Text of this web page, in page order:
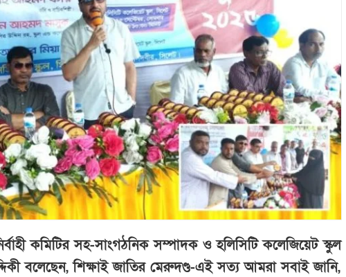
কমিটির সহ-সাংগঠনিক সম্পাদক ও হলিসিটি কলেজিয়েট স্কুল
বলেছেন, শিক্ষাই জাতির মেরুদণ্ড-এই সত্য আমরা সবাই জানি,